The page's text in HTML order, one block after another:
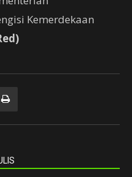
Kemerdekaan